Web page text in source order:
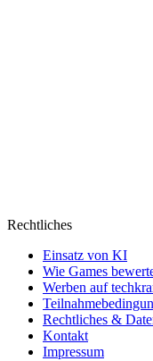
Rechtliches
Einsatz von KI
Wie Games
Werben auf
Rechtliches &
Kontakt
Impressum